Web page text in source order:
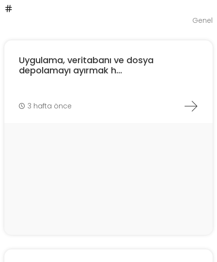
Genel
Uygulama, veritabanı ve dosya
depolamayı ayırmak h...
3 hafta önce